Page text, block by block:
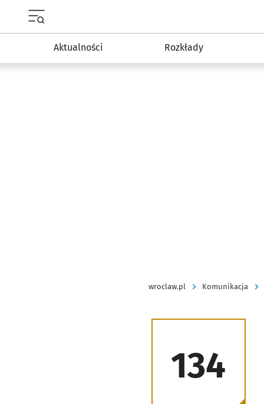
Aktualności Rozkłady
wroclaw.pl Komunikacja
134